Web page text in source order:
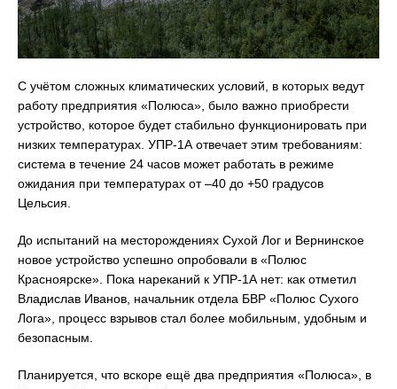
С учётом сложных климатических условий, в которых ведут
работу предприятия «Полюса», было важно приобрести
устройство, которое будет стабильно функционировать при
низких температурах. УПР-1А отвечает этим требованиям:
система в течение 24 часов может работать в режиме
ожидания при температурах от –40 до +50 градусов
Цельсия.
До испытаний на месторождениях Сухой Лог и Вернинское
новое устройство успешно опробовали в «Полюс
Красноярске». Пока нареканий к УПР-1А нет: как отметил
Владислав Иванов, начальник отдела БВР «Полюс Сухого
Лога», процесс взрывов стал более мобильным, удобным и
безопасным.
Планируется, что вскоре ещё два предприятия «Полюса», в